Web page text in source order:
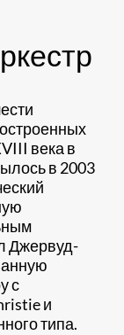
века в
в 2003
Джервуд-
с
и
типа.